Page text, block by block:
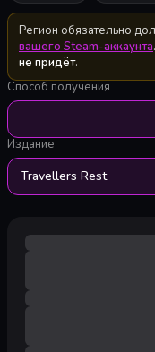
Регион обязательно
вашего Steam-аккаунта
не придёт.
Способ получения
Издание
Travellers Rest